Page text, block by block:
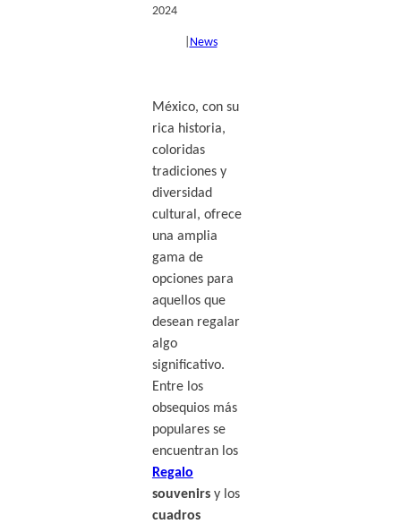
2024
News
México, con su
rica historia,
coloridas
tradiciones y
diversidad
cultural, ofrece
una amplia
gama de
opciones para
aquellos que
desean regalar
algo
significativo.
Entre los
obsequios más
populares se
encuentran los
Regalo
souvenirsy los
cuadros